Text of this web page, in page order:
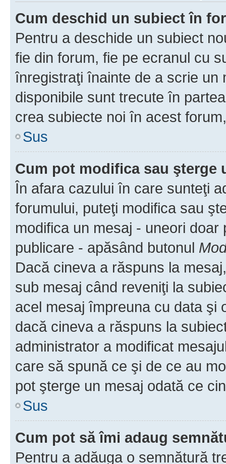
Cum deschid un subiect în
Pentru a deschide un subiect
fie din forum, fie pe ecranul cu
înregistraţi înainte de a scrie un
disponibile sunt trecute în
crea subiecte noi în acest
Sus
Cum pot modifica sau şterge
În afara cazului în care sunteţi
forumului, puteţi modifica sau
modifica un mesaj - uneori
publicare - apăsând butonul
Dacă cineva a răspuns la
sub mesaj când reveniţi la
acel mesaj împreuna cu data şi
dacă cineva a răspuns la
administrator a modificat
care să spună ce şi de ce au
pot şterge un mesaj odată ce
Sus
Cum pot să îmi adaug
Pentru a adăuga o semnătură